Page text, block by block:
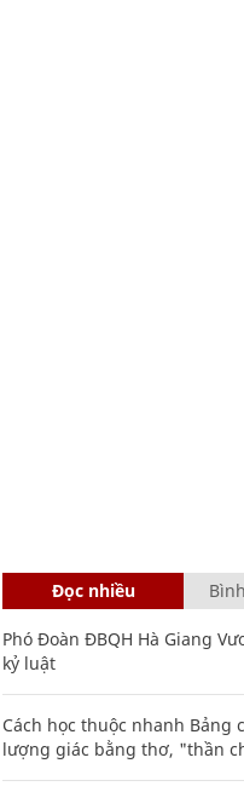
Đọc nhiều
Phó Đoàn ĐBQH Hà Giang
kỷ luật
Cách học thuộc nhanh Bảng
lượng giác bằng thơ, "thần